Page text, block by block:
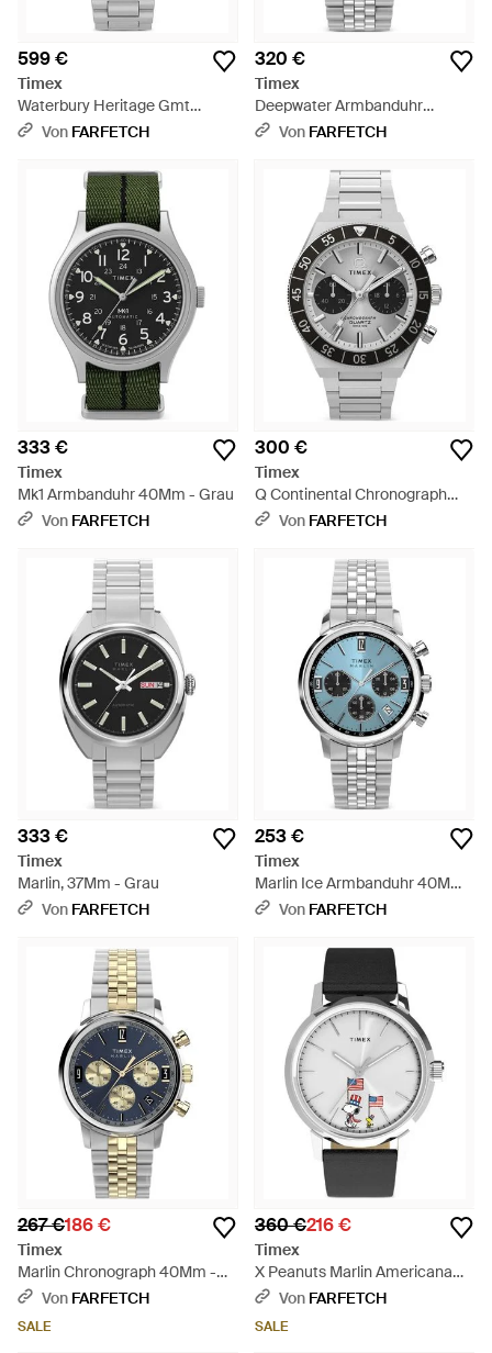
599 €
Timex
Waterbury Heritage Gmt
Armbanduhr 41,5Mm - Grau
Von FARFETCH
320 €
Timex
Deepwater Armbanduhr
40,5Mm - Grau
Von FARFETCH
333 €
Timex
Mk1 Armbanduhr 40Mm - Grau
Von FARFETCH
300 €
Timex
Q Continental Chronograph
40Mm - Grau
Von FARFETCH
333 €
Timex
Marlin, 37Mm - Grau
Von FARFETCH
253 €
Timex
Marlin Ice Armbanduhr 40Mm -
GrauVon FARFETCH
267 €186 €
Timex
Marlin Chronograph 40Mm -
Mettallic
Von FARFETCH
SALE
360 €216 €
Timex
X Peanuts Marlin Americana
Armbanduhr 40Mm - Grau
Von FARFETCH
SALE